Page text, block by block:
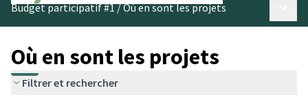
Budget participatif #1/Où en sont les projets
Où en sont les projets
Filtrer et rechercher